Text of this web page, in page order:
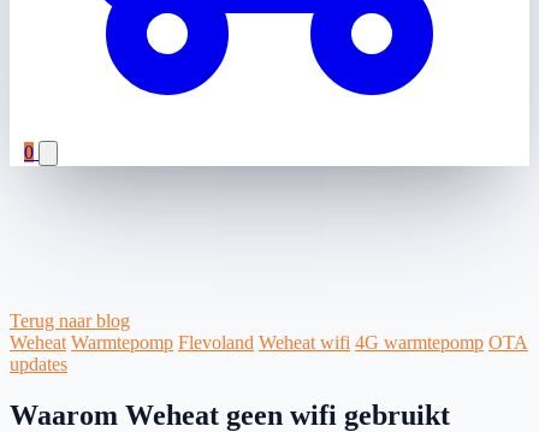
0
Terug naar blog
Weheat Warmtepomp Flevoland Weheat wifi 4G warmtepomp OTA
updates
Waarom Weheat geen wifi gebruikt